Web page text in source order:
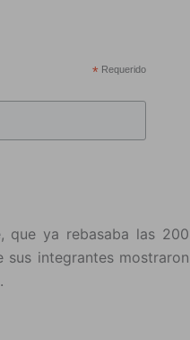
* Requerido
que ya rebasaba las 200
integrantes mostraron